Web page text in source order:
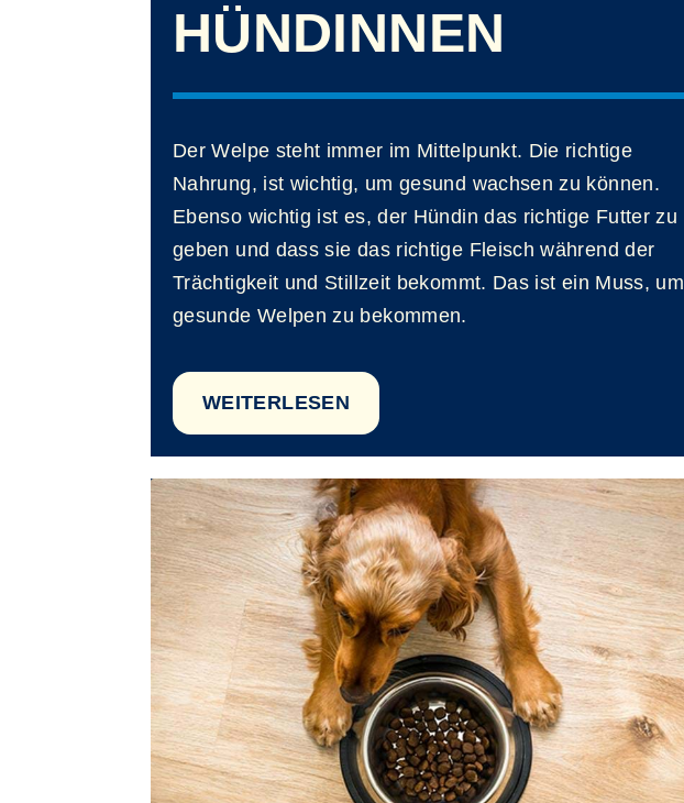
HÜNDINNEN
Der Welpe steht immer im Mittelpunkt. Die richtige
Nahrung, ist wichtig, um gesund wachsen zu können.
Ebenso wichtig ist es, der Hündin das richtige Futter zu
geben und dass sie das richtige Fleisch während der
Trächtigkeit und Stillzeit bekommt. Das ist ein Muss, um
gesunde Welpen zu bekommen.
WEITERLESEN